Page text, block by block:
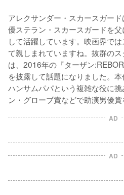
アレクサンダー・スカースガー
優ステラン・スカースガードを
して活躍しています。映画界で
て親しまれていますね。抜群の
は、2016年の『ターザン
を披露して話題になりました。
ハンサムパパという複雑な役に
ン・グローブ賞などで助演男優賞
AD
AD